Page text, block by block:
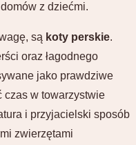
z dziećmi.
są koty perskie.
oraz łagodnego
jako prawdziwe
czas w towarzystwie
i przyjacielski sposób
zwierzętami